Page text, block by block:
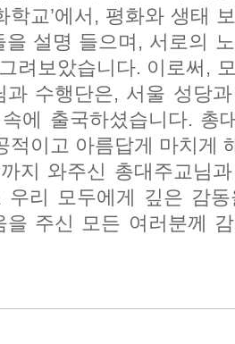
학교’에서, 평화와 생태
을 설명 들으며, 서로의
려보았습니다. 이로써,
과 수행단은, 서울 성당
에 출국하셨습니다. 총
적이고 아름답게 마치게
지 와주신 총대주교님
우리 모두에게 깊은 감
을 주신 모든 여러분께